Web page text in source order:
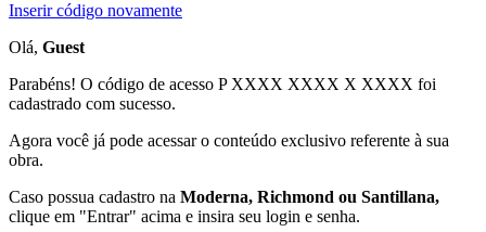
Inserir código novamente
Olá, Guest
Parabéns! O código de acesso P XXXX XXXX X XXXX foi
cadastrado com sucesso.
Agora você já pode acessar o conteúdo exclusivo referente à sua
obra.
Caso possua cadastro na Moderna, Richmond ou Santillana,
clique em "Entrar" acima e insira seu login e senha.